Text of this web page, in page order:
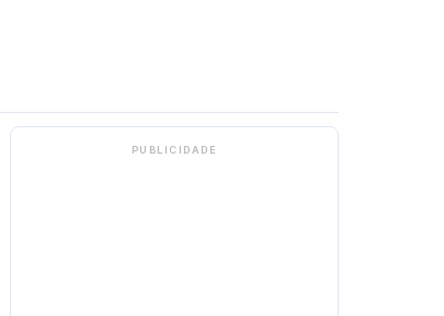
PUBLICIDADE